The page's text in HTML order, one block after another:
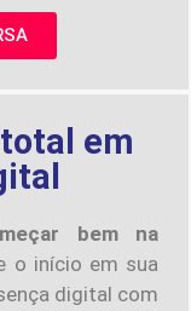
em
bem na
o início em sua
digital com